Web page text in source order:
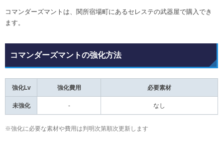
コマンダーズマントは、関所宿場町にあるセレステの武器屋で購入でき
ます。
コマンダーズマントの強化方法
強化Lv 強化費用 必要素材
未強化 - なし
※強化に必要な素材や費用は判明次第順次更新します